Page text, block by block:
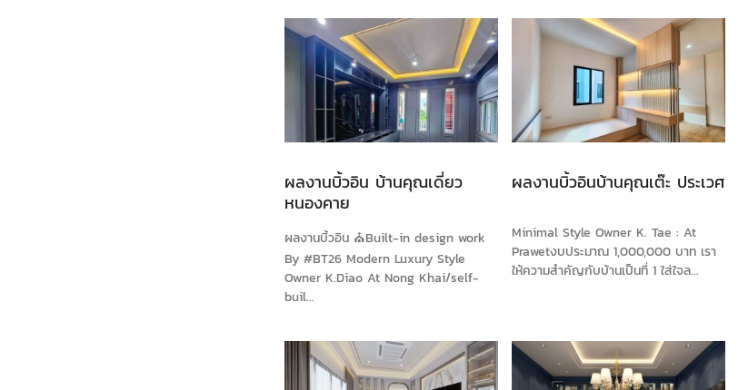
ผลงานบิ้วอิน บ้านคุณเดี่ยว
หนองคาย
ผลงานบิ้วอิน ⛪Built-in design work
By #BT26 Modern Luxury Style
Owner K.Diao At Nong Khai/self-
buil...
ผลงานบิ้วอินบ้านคุณเต๊ะ ประเวศ
Minimal Style Owner K. Tae : At
Prawetงบประมาณ 1,000,000 บาท เรา
ให้ความสำคัญกับบ้านเป็นที่ 1 ใส่ใจล...